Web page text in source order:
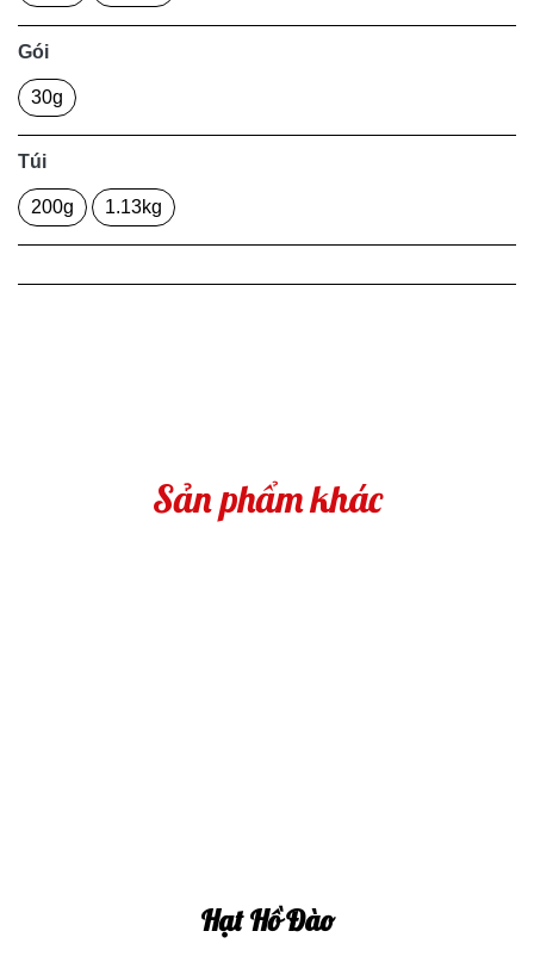
Gói
30g
Túi
200g 1.13kg
Sản phẩm khác
Hạt Hồ Đào